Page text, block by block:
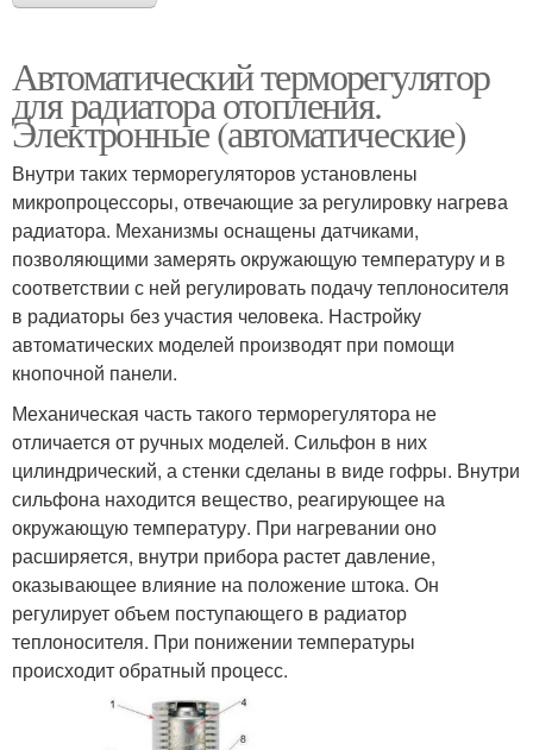
Автоматический терморегулятор
для радиатора отопления.
Электронные (автоматические)
Внутри таких терморегуляторов установлены
микропроцессоры, отвечающие за регулировку нагрева
радиатора. Механизмы оснащены датчиками,
позволяющими замерять окружающую температуру и в
соответствии с ней регулировать подачу теплоносителя
в радиаторы без участия человека. Настройку
автоматических моделей производят при помощи
кнопочной панели.
Механическая часть такого терморегулятора не
отличается от ручных моделей. Сильфон в них
цилиндрический, а стенки сделаны в виде гофры. Внутри
сильфона находится вещество, реагирующее на
окружающую температуру. При нагревании оно
расширяется, внутри прибора растет давление,
оказывающее влияние на положение штока. Он
регулирует объем поступающего в радиатор
теплоносителя. При понижении температуры
происходит обратный процесс.